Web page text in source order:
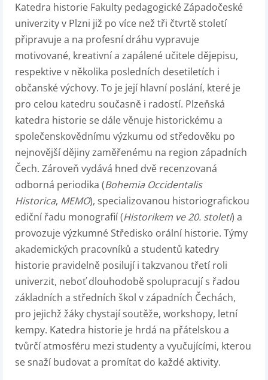
Katedra historie Fakulty pedagogické Západočeské
univerzity v Plzni již po více než tři čtvrtě století
připravuje a na profesní dráhu vypravuje
motivované, kreativní a zapálené učitele dějepisu,
respektive v několika posledních desetiletích i
občanské výchovy. To je její hlavní poslání, které je
pro celou katedru současně i radostí. Plzeňská
katedra historie se dále věnuje historickému a
společenskovědnímu výzkumu od středověku po
nejnovější dějiny zaměřenému na region západních
Čech. Zároveň vydává hned dvě recenzovaná
odborná periodika (Bohemia Occidentalis
Historica, MEMO), specializovanou historiografickou
ediční řadu monografií (Historikem ve 20. století) a
provozuje výzkumné Středisko orální historie. Týmy
akademických pracovníků a studentů katedry
historie pravidelně posilují i takzvanou třetí roli
univerzit, neboť dlouhodobě spolupracují s řadou
základních a středních škol v západních Čechách,
pro jejichž žáky chystají soutěže, workshopy, letní
kempy. Katedra historie je hrdá na přátelskou a
tvůrčí atmosféru mezi studenty a vyučujícími, kterou
se snaží budovat a promítat do každé aktivity.